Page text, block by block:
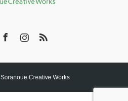
Soranoue Creative Works